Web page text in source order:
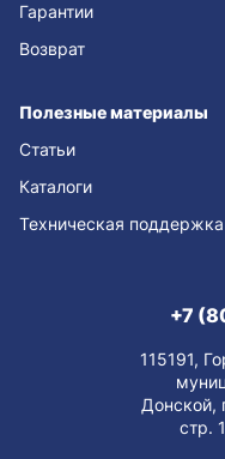
Гарантии
Возврат
Полезные материалы
Статьи
Каталоги
Техническая поддержка
+7
115191,
Донской,
стр.